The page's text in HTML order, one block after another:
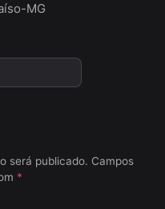
MG
será publicado. Campos
*